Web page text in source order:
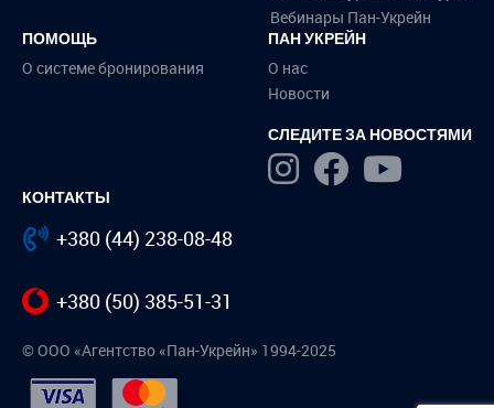
Вебинары Пан-Укрейн
ПОМОЩЬ
О системе бронирования
ПАН УКРЕЙН
О нас
Новости
СЛЕДИТЕ ЗА НОВОСТЯМИ
КОНТАКТЫ
+380 (44) 238-08-48
+380 (50) 385-51-31
© ООО «Агентство «Пан-Укрейн» 1994-2025